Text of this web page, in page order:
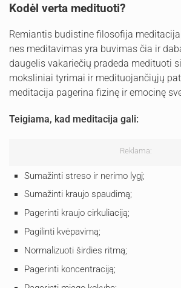
Kodėl verta medituoti?
Remiantis budistine filosofija
nes meditavimas yra buvimas čia ir
daugelis vakariečių pradeda medituoti
moksliniai tyrimai ir medituojančiųjų
meditacija pagerina fizinę ir emocinę
Teigiama, kad meditacija gali:
Reklama:
Sumažinti streso ir nerimo lygį;
Sumažinti kraujo spaudimą;
Pagerinti kraujo cirkuliaciją;
Pagilinti kvėpavimą;
Normalizuoti širdies ritmą;
Pagerinti koncentraciją;